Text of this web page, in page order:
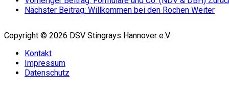
Nächster Beitrag: Willkommen bei den Rochen Weiter
Copyright © 2026 DSV Stingrays Hannover e.V.
Kontakt
Impressum
Datenschutz